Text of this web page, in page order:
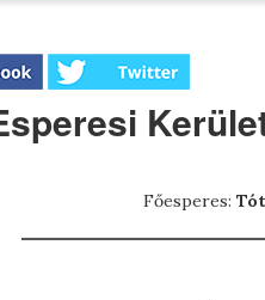
Főesperes: